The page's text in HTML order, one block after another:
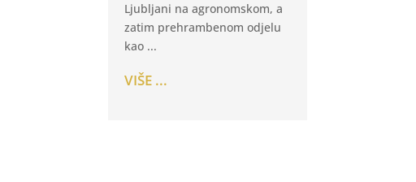
Ljubljani na agronomskom, a
zatim prehrambenom odjelu
kao ...
VIŠE ...